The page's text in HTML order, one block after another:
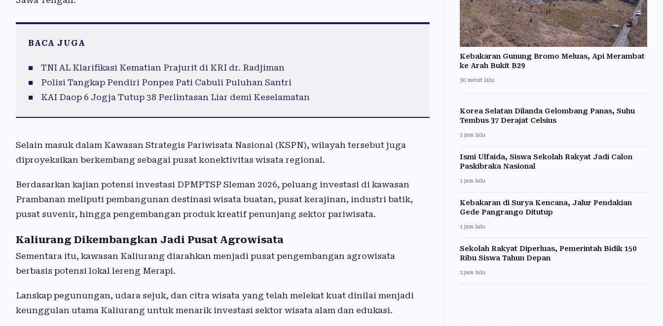
BACA JUGA
TNI AL Klarifikasi Kematian Prajurit di KRI dr. Radjiman
Polisi Tangkap Pendiri Ponpes Pati Cabuli Puluhan Santri
KAI Daop 6 Jogja Tutup 38 Perlintasan Liar demi Keselamatan
Selain masuk dalam Kawasan Strategis Pariwisata Nasional (KSPN), wilayah tersebut juga
diproyeksikan berkembang sebagai pusat konektivitas wisata regional.
Berdasarkan kajian potensi investasi DPMPTSP Sleman 2026, peluang investasi di kawasan
Prambanan meliputi pembangunan destinasi wisata buatan, pusat kerajinan, industri batik,
pusat suvenir, hingga pengembangan produk kreatif penunjang sektor pariwisata.
Kaliurang Dikembangkan Jadi Pusat Agrowisata
Sementara itu, kawasan Kaliurang diarahkan menjadi pusat pengembangan agrowisata
berbasis potensi lokal lereng Merapi.
Lanskap pegunungan, udara sejuk, dan citra wisata yang telah melekat kuat dinilai menjadi
keunggulan utama Kaliurang untuk menarik investasi sektor wisata alam dan edukasi.
Kebakaran Gunung Bromo Meluas, Api Merambat
ke Arah Bukit B29
30 menit lalu
Korea Selatan Dilanda Gelombang Panas, Suhu
Tembus 37 Derajat Celsius
1 jam lalu
Ismi Ulfaida, Siswa Sekolah Rakyat Jadi Calon
Paskibraka Nasional
1 jam lalu
Kebakaran di Surya Kencana, Jalur Pendakian
Gede Pangrango Ditutup
1 jam lalu
Sekolah Rakyat Diperluas, Pemerintah Bidik 150
Ribu Siswa Tahun Depan
2 jam lalu